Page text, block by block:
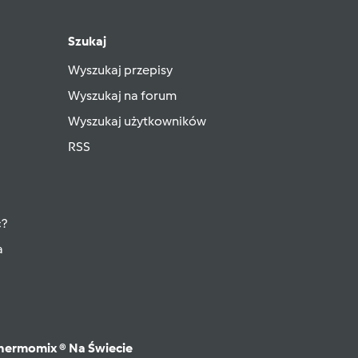
Szukaj
Wyszukaj przepisy
Wyszukaj na forum
Wyszukaj użytkowników
RSS
® Na Świecie